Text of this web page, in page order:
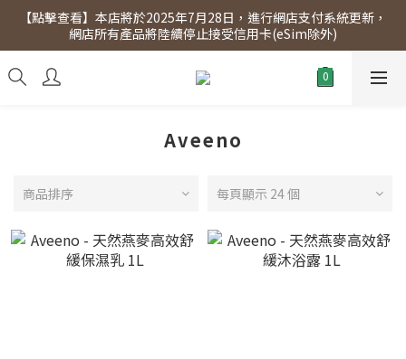
【點擊查看】會員專享 星期三全單95折!!!（優惠期至2026年12月
31日）。滿$300即免運費。
【點擊查看】本店將於2025年7月28日，進行網店支付系統更新，
網店所有產品將陸續停止接受信用卡(eSim除外)
【點擊查看】會員專享 星期三全單95折!!!（優惠期至2026年12月
31日）。滿$300即免運費。
Aveeno
商品排序 每頁顯示 24 個